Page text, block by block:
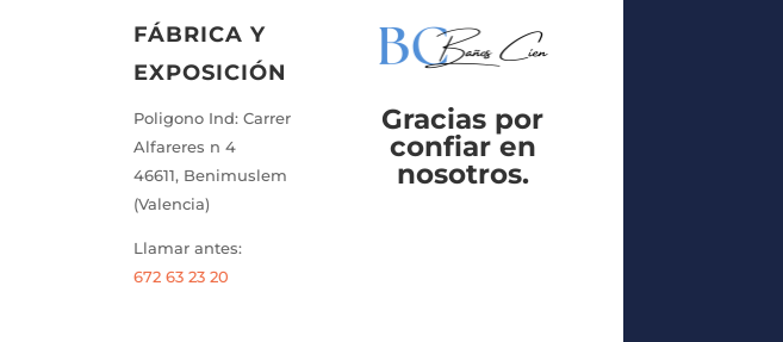
FÁBRICA Y
EXPOSICIÓN
Poligono Ind: Carrer
Alfareres n 4
46611, Benimuslem
(Valencia)
Llamar antes:
672 63 23 20
Gracias por
confiar en
nosotros.